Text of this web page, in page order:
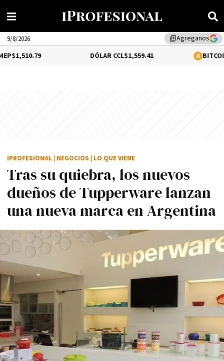
library_addAgreganos
9/8/2026
$1,559.41 $64,540.00
Tras su quiebra, los nuevos
dueños de Tupperware lanzan
una nueva marca en Argentina
IPROFESIONAL NEGOCIOS LO QUE VIENE